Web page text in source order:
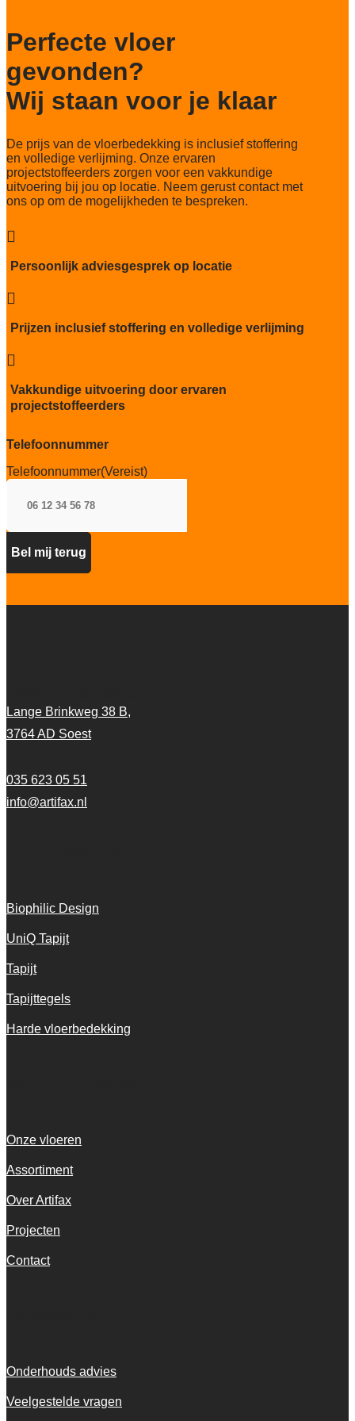
Totaal gwicht
klasse 33 LC 1+ Rolstoel A
Thermische weerstand
0,15 m²C° / W
Brandwerend
Bfl-S1
Project gebruik
sterk
Perfecte vloer
gevonden?
Wij staan voor je klaar
De prijs van de vloerbedekking is inclusief stoffering
en volledige verlijming. Onze ervaren
projectstoffeerders zorgen voor een vakkundige
uitvoering bij jou op locatie. Neem gerust contact met
ons op om de mogelijkheden te bespreken.

Persoonlijk adviesgesprek op locatie

Prijzen inclusief stoffering en volledige verlijming

Vakkundige uitvoering door ervaren
projectstoffeerders
Telefoonnummer
Telefoonnummer(Vereist)
Lange Brinkweg 38 B,
3764 AD Soest
035 623 05 51
info@artifax.nl
Biophilic Design
UniQ Tapijt
Tapijt
Tapijttegels
Harde vloerbedekking
Onze vloeren
Assortiment
Over Artifax
Projecten
Contact
Onderhouds advies
Veelgestelde vragen